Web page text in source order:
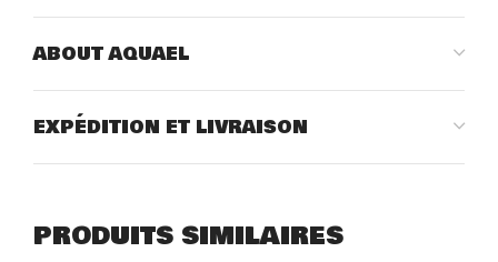
ABOUT AQUAEL
EXPÉDITION ET LIVRAISON
PRODUITS SIMILAIRES